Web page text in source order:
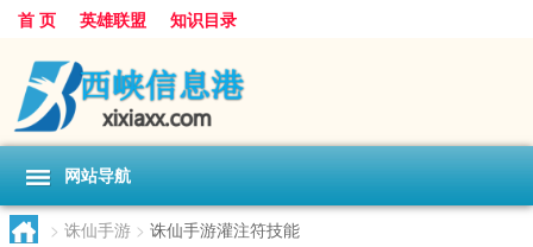
首 页 英雄联盟 知识目录
网站导航
> 诛仙手游 > 诛仙手游灌注符技能